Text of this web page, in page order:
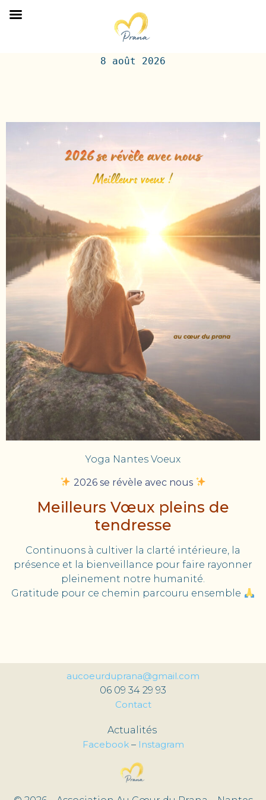
8 août 2026
Yoga Nantes Voeux
2026 se révèle avec nous
Meilleurs Vœux pleins de
tendresse
Continuons à cultiver la clarté intérieure, la
présence et la bienveillance pour faire rayonner
pleinement notre humanité.
Gratitude pour ce chemin parcouru ensemble
aucoeurduprana@gmail.com
06 09 34 29 93
Contact
Actualités
Facebook– Instagram